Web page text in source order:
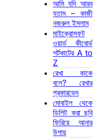
আমি যদি আরব
হতাম – কাজী
নজরুল ইসলাম
মাইক্রোসফট
ওয়ার্ড কীবোর্ড
শর্টকাটের A to
Z
রেখা কাকে
বলে? রেখার
প্রকারভেদ
মোবাইল থেকে
ডিলিট করা ছবি
ফিরিয়ে আনার
উপায়